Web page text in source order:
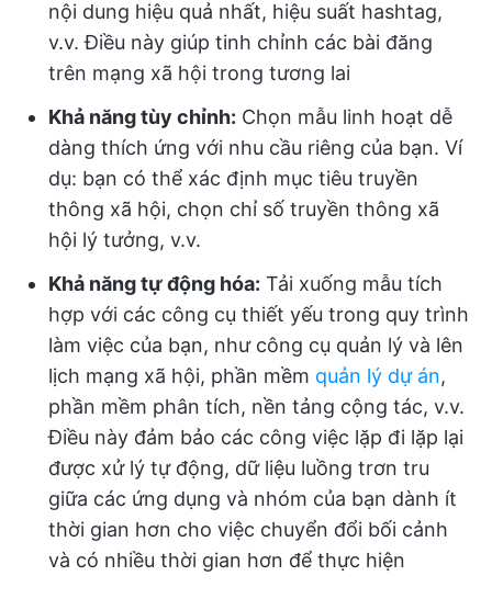
nội dung hiệu quả nhất, hiệu suất hashtag,
v.v. Điều này giúp tinh chỉnh các bài đăng
trên mạng xã hội trong tương lai
Khả năng tùy chỉnh: Chọn mẫu linh hoạt dễ
dàng thích ứng với nhu cầu riêng của bạn. Ví
dụ: bạn có thể xác định mục tiêu truyền
thông xã hội, chọn chỉ số truyền thông xã
hội lý tưởng, v.v.
Khả năng tự động hóa: Tải xuống mẫu tích
hợp với các công cụ thiết yếu trong quy trình
làm việc của bạn, như công cụ quản lý và lên
lịch mạng xã hội, phần mềm quản lý dự án,
phần mềm phân tích, nền tảng cộng tác, v.v.
Điều này đảm bảo các công việc lặp đi lặp lại
được xử lý tự động, dữ liệu luồng trơn tru
giữa các ứng dụng và nhóm của bạn dành ít
thời gian hơn cho việc chuyển đổi bối cảnh
và có nhiều thời gian hơn để thực hiện